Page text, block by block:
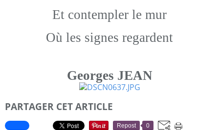
Et contempler le mur
Où les signes regardent
Georges JEAN
PARTAGER CET ARTICLE
Repost 0